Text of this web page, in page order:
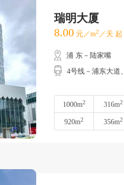
瑞明大厦
8.00 元／m2 ／天 起
浦 东－陆家嘴
4号线－浦东大道
1000m2 316m2
920m2 356m2